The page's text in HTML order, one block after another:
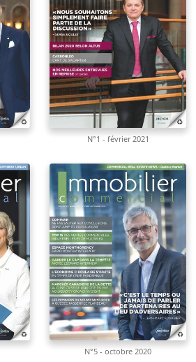
N°1 - février 2021
N°5 - octobre 2020